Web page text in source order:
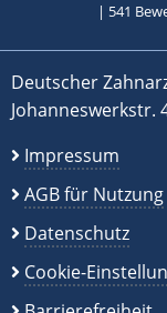
| 541
Deutscher
Johanneswerkstr.
Impressum
AGB für Nutzung
Datenschutz
Cookie-